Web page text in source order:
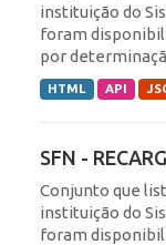
instituição do
foram
por
HTML API
SFN -
Conjunto que
instituição do
foram